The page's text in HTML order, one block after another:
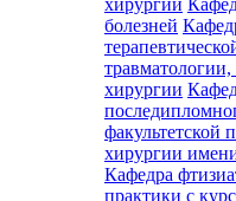
хирургии
болезней
хирургии
факультетской
хирургии
Кафедра
практики с